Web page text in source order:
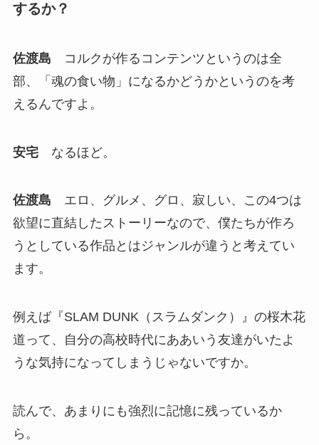
するか？
佐渡島 コルクが作るコンテンツというのは全
部、「魂の食い物」になるかどうかというのを考
えるんですよ。
安宅なるほど。
佐渡島 エロ、グルメ、グロ、寂しい、この4つは
欲望に直結したストーリーなので、僕たちが作ろ
うとしている作品とはジャンルが違うと考えてい
ます。
例えば『SLAM DUNK（スラムダンク）』の桜木花
道って、自分の高校時代にああいう友達がいたよ
うな気持になってしまうじゃないですか。
読んで、あまりにも強烈に記憶に残っているか
ら。